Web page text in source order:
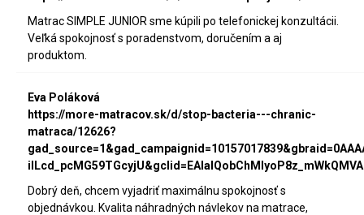
Matrac SIMPLE JUNIOR sme kúpili po telefonickej konzultácii.
Veľká spokojnosť s poradenstvom, doručením a aj
produktom.
Eva Poláková
https://more-matracov.sk/d/stop-bacteria---chranic-
matraca/12626?
Dobrý deň, chcem vyjadriť maximálnu spokojnosť s
objednávkou. Kvalita náhradných návlekov na matrace,